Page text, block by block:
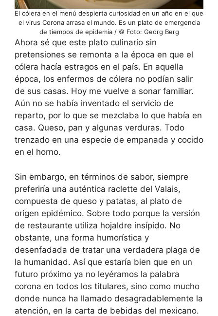
El cólera en el menú despierta curiosidad en un año en el que
el virus Corona arrasa el mundo. Es un plato de emergencia
de tiempos de epidemia / © Foto: Georg Berg
Ahora sé que este plato culinario sin
pretensiones se remonta a la época en que el
cólera hacía estragos en el país. En aquella
época, los enfermos de cólera no podían salir
de sus casas. Hoy me vuelve a sonar familiar.
Aún no se había inventado el servicio de
reparto, por lo que se mezclaba lo que había en
casa. Queso, pan y algunas verduras. Todo
trenzado en una especie de empanada y cocido
en el horno.
Sin embargo, en términos de sabor, siempre
preferiría una auténtica raclette del Valais,
compuesta de queso y patatas, al plato de
origen epidémico. Sobre todo porque la versión
de restaurante utiliza hojaldre insípido. No
obstante, una forma humorística y
desenfadada de tratar una verdadera plaga de
la humanidad. Así que estaría bien que en un
futuro próximo ya no leyéramos la palabra
corona en todos los titulares, sino como mucho
donde nunca ha llamado desagradablemente la
atención, en la carta de bebidas del mexicano.